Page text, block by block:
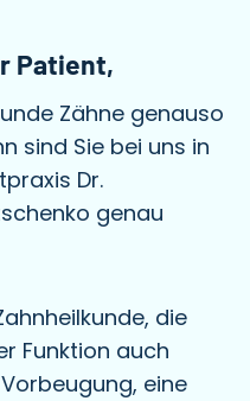
Patient,
Zähne genauso
sind Sie bei uns in
Dr.
genau
die
Funktion auch
eine